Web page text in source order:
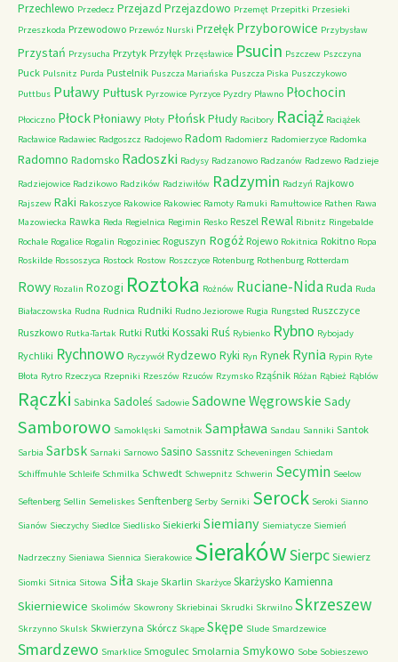
Przechlewo Przedecz Przejazd Przejazdowo Przemęt Przepitki Przesieki
Przeszkoda Przewodowo Przewóz Nurski Przełęk Przyborowice Przybysław
Przystań Przysucha Przytyk Przyłęk Przęsławice Psucin Pszczew Pszczyna
Puck Pulsnitz Purda Pustelnik Puszcza Mariańska Puszcza Piska Puszczykowo
Puttbus Puławy Pułtusk Pyrzowice Pyrzyce Pyzdry Pławno Płochocin
Płociczno PłockPłoniawy Płoty PłońskPłudy Racibory Raciąż Raciążek
Racławice Radawiec Radgoszcz Radojewo Radom Radomierz Radomierzyce Radomka
Radomno Radomsko Radoszki Radysy Radzanowo Radzanów Radzewo Radzieje
Radziejowice Radzikowo Radzików Radziwiłów Radzymin Radzyń Rajkowo
Rajszew Raki Rakoszyce Rakowice Rakowiec Ramoty Ramuki Ramułtowice Rathen Rawa
Mazowiecka Rawka Reda Regielnica Regimin Resko Reszel Rewal Ribnitz Ringebalde
Rochale Rogalice Rogalin Rogoziniec Roguszyn Rogóż Rojewo Rokitnica Rokitno Ropa
Roskilde Rossoszyca Rostock Rostow Roszczyce Rotenburg Rothenburg Rotterdam
Rowy Rozalin Rozogi Roztoka Rożnów Ruciane-NidaRuda Ruda
Białaczowska Rudna Rudnica Rudniki Rudno Jeziorowe Rugia Rungsted Ruszczyce
Ruszkowo Rutka-Tartak Rutki Rutki Kossaki Ruś Rybienko Rybno Rybojady
Rychliki Rychnowo Ryczywół Rydzewo Ryki Ryn Rynek Rynia Rypin Ryte
Błota Rytro Rzeczyca Rzepniki Rzeszów Rzuców Rzymsko Rząśnik Różan Rąbież Rąblów
Rączki Sabinka Sadoleś Sadowie Sadowne Węgrowskie Sady
Samborowo Samoklęski Samotnik Sampława Sandau Sanniki Santok
Sarbia Sarbsk Sarnaki Sarnowo Sasino Sassnitz Scheveningen Schiedam
Schiffmuhle Schleife Schmilka Schwedt Schwepnitz Schwerin Secymin Seelow
Seftenberg Sellin Semeliskes Senftenberg Serby Serniki Serock Seroki Sianno
Sianów Sieczychy Siedlce Siedlisko Siekierki Siemiany Siemiatycze Siemień
Nadrzeczny Sieniawa Siennica Sierakowice SierakówSierpc Siewierz
Siomki Sitnica Sitowa Siła Skaje Skarlin Skarżyce Skarżysko Kamienna
Skierniewice Skolimów Skowrony Skriebinai Skrudki Skrwilno Skrzeszew
Skrzynno Skulsk Skwierzyna Skórcz Skąpe Skępe Slude Smardzewice
Smardzewo Smarklice Smogulec Smolarnia Smykowo Sobe Sobieszewo